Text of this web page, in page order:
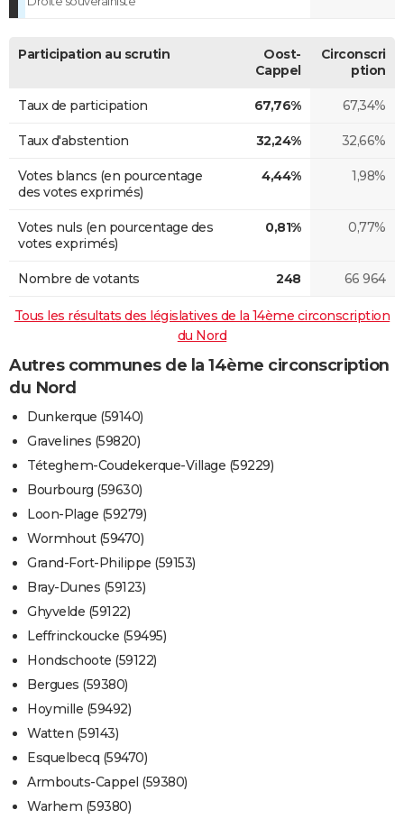
Participation au scrutin
Oost-
Cappel
Circonscri
ption
Taux de participation 67,76% 67,34%
Taux d'abstention 32,24% 32,66%
Votes blancs (en pourcentage
des votes exprimés)
4,44% 1,98%
Votes nuls (en pourcentage des
votes exprimés)
0,81% 0,77%
Nombre de votants 248 66 964
Tous les résultats des législatives de la 14ème circonscription
du Nord
Autres communes de la 14ème circonscription
du Nord
Dunkerque (59140)
Gravelines (59820)
Téteghem-Coudekerque-Village (59229)
Bourbourg (59630)
Loon-Plage (59279)
Wormhout (59470)
Grand-Fort-Philippe (59153)
Bray-Dunes (59123)
Ghyvelde (59122)
Leffrinckoucke (59495)
Hondschoote (59122)
Bergues (59380)
Hoymille (59492)
Watten (59143)
Esquelbecq (59470)
Armbouts-Cappel (59380)
Warhem (59380)